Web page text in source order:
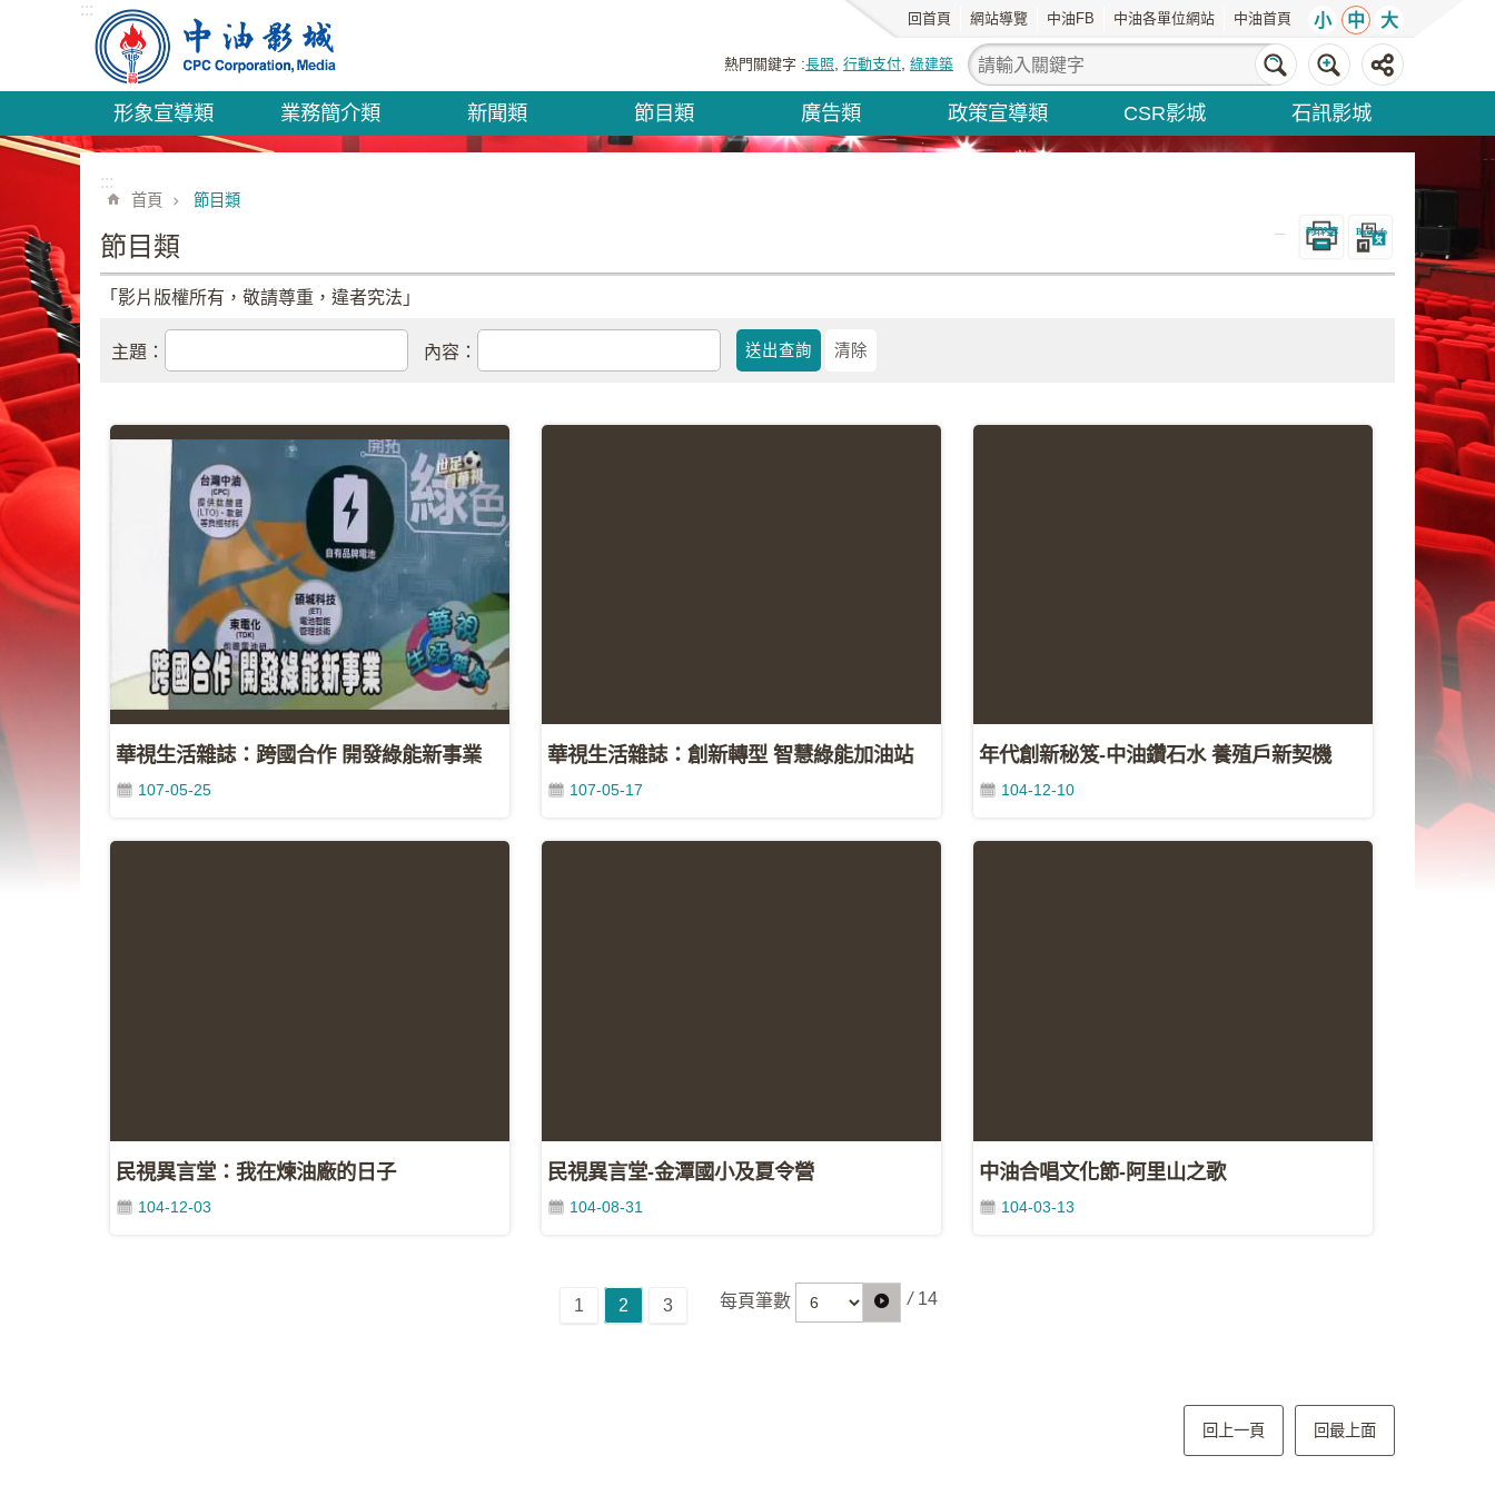
跳到主要內容區塊
::: 回首頁 網站導覽 中油FB 中油各單位網站 中油首頁 小 中 大
熱門關鍵字 長照 行動支付 綠建築
形象宣導類 業務簡介類 新聞類 節目類 廣告類 政策宣導類 CSR影城 石訊影城
:::
首頁 節目類
節目類 列印內容 Bopomofo
「影片版權所有，敬請尊重，違者究法」
主題： 內容：
華視生活雜誌：跨國合作 開發綠能新事業
107-05-25
華視生活雜誌：創新轉型 智慧綠能加油站
107-05-17
年代創新秘笈-中油鑽石水 養殖戶新契機
104-12-10
民視異言堂：我在煉油廠的日子
104-12-03
民視異言堂-金潭國小及夏令營
104-08-31
中油合唱文化節-阿里山之歌
104-03-13
1 2 3 每頁筆數 / 14
回上一頁 回最上面